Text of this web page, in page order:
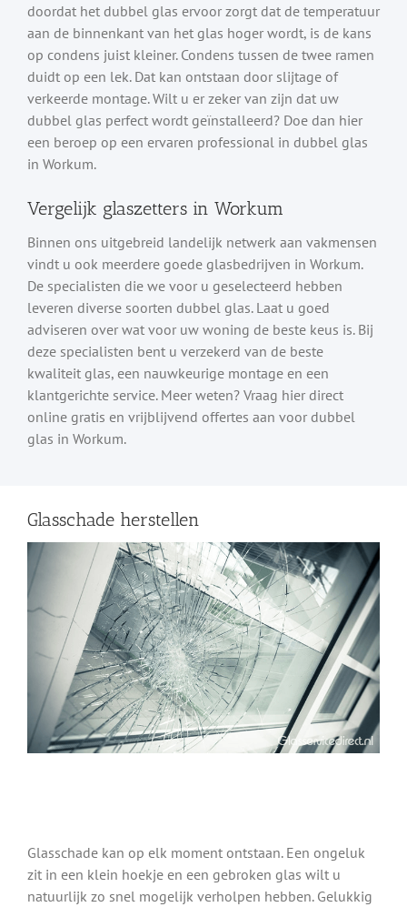
doordat het dubbel glas ervoor zorgt dat de temperatuur
aan de binnenkant van het glas hoger wordt, is de kans
op condens juist kleiner. Condens tussen de twee ramen
duidt op een lek. Dat kan ontstaan door slijtage of
verkeerde montage. Wilt u er zeker van zijn dat uw
dubbel glas perfect wordt geïnstalleerd? Doe dan hier
een beroep op een ervaren professional in dubbel glas
in Workum.
Vergelijk glaszetters in Workum
Binnen ons uitgebreid landelijk netwerk aan vakmensen
vindt u ook meerdere goede glasbedrijven in Workum.
De specialisten die we voor u geselecteerd hebben
leveren diverse soorten dubbel glas. Laat u goed
adviseren over wat voor uw woning de beste keus is. Bij
deze specialisten bent u verzekerd van de beste
kwaliteit glas, een nauwkeurige montage en een
klantgerichte service. Meer weten? Vraag hier direct
online gratis en vrijblijvend offertes aan voor dubbel
glas in Workum.
Glasschade herstellen
Glasschade kan op elk moment ontstaan. Een ongeluk
zit in een klein hoekje en een gebroken glas wilt u
natuurlijk zo snel mogelijk verholpen hebben. Gelukkig